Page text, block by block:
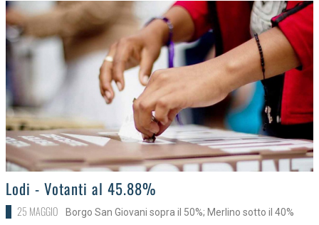
>Lodi - Votanti al 45.88%
25 MAGGIO Borgo San Giovani sopra il 50%; Merlino sotto il 40%